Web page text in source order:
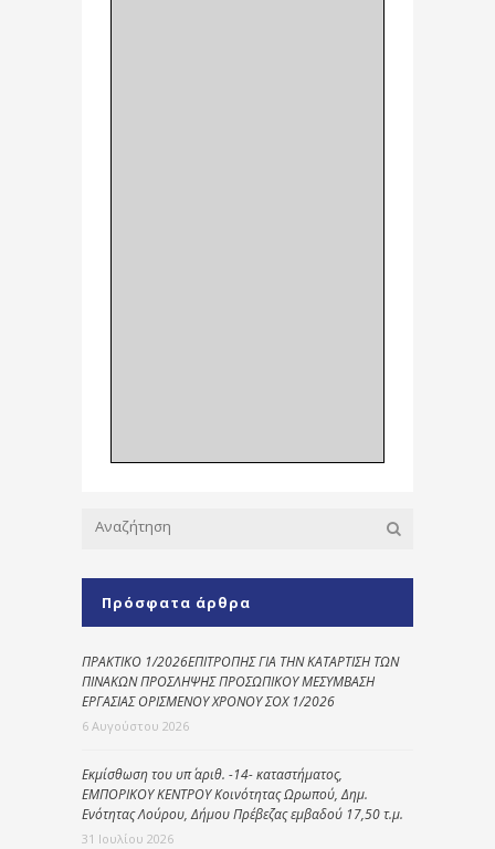
Πρόσφατα άρθρα
ΠΡΑΚΤΙΚΟ 1/2026ΕΠΙΤΡΟΠΗΣ ΓΙΑ ΤΗΝ ΚΑΤΑΡΤΙΣΗ ΤΩΝ
ΠΙΝΑΚΩΝ ΠΡΟΣΛΗΨΗΣ ΠΡΟΣΩΠΙΚΟΥ ΜΕΣΥΜΒΑΣΗ
ΕΡΓΑΣΙΑΣ ΟΡΙΣΜΕΝΟΥ ΧΡΟΝΟΥ ΣΟΧ 1/2026
6 Αυγούστου 2026
Εκμίσθωση του υπ΄ αριθ. -14- καταστήματος,
ΕΜΠΟΡΙΚΟΥ ΚΕΝΤΡΟΥ Κοινότητας Ωρωπού, Δημ.
Ενότητας Λούρου, Δήμου Πρέβεζας εμβαδού 17,50 τ.μ.
31 Ιουλίου 2026